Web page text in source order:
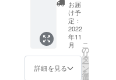
クアッ
プ可能
日時
は、ク
ラウド
ファン
ディン
グ終了1
E（佐世
保市日
野町
1828-
49）の
店頭で
ピック
アップ
個）・
チーズ
個）・
トマト
（2
個）・
お届
け予
定：
2022
年11
月
詳細を見る
こ
の
リ
タ
ー
ン
を
選